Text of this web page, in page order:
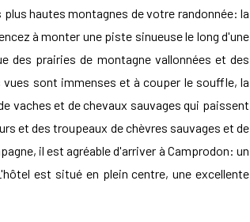
hautes montagnes de votre randonnée: la
à monter une piste sinueuse le long d'une
prairies de montagne vallonnées et des
sont immenses et à couper le souffle, la
vaches et de chevaux sauvages qui paissent
et des troupeaux de chèvres sauvages et de
il est agréable d'arriver à Camprodon: un
est situé en plein centre, une excellente